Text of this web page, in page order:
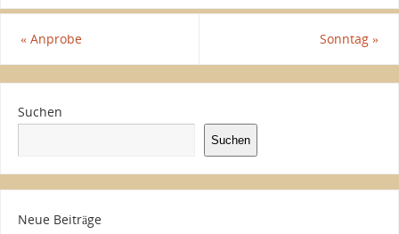
«Anprobe Sonntag»
Suchen
Suchen
Neue Beiträge